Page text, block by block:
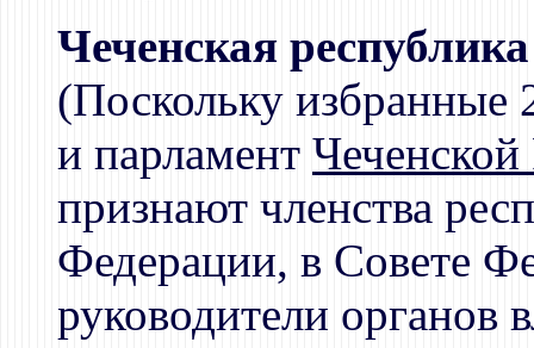
Чеченская республика
(Поскольку избранные
и парламент
признают членства
Федерации, в Совете
руководители органов